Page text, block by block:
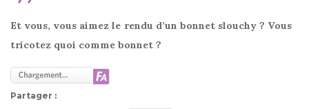
Et vous, vous aimez le rendu d’un bonnet slouchy ? Vous
tricotez quoi comme bonnet ?
Partager :